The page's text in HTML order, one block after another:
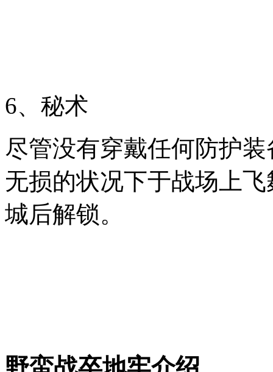
6、秘术
尽管没有穿戴任何防护
无损的状况下于战场上
城后解锁。